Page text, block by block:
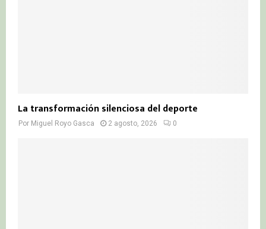
La transformación silenciosa del deporte
Por Miguel Royo Gasca 2 agosto, 2026 0